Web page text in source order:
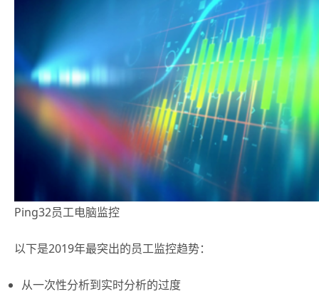
Ping32员工电脑监控
以下是2019年最突出的员工监控趋势：
从一次性分析到实时分析的过度